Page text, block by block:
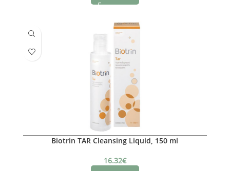
Biotrin TAR Cleansing Liquid, 150 ml
16.32€